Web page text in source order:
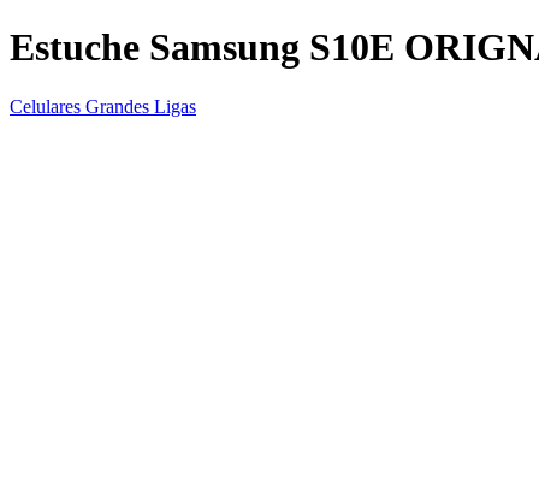
Estuche Samsung S10E
Celulares Grandes Ligas